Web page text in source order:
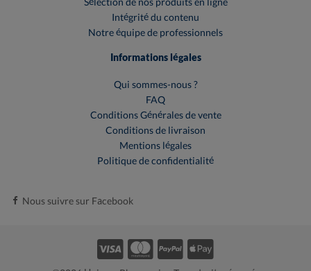
Intégrité du contenu
Notre équipe de professionnels
Informations légales
Qui sommes-nous ?
FAQ
Conditions Générales de vente
Conditions de livraison
Mentions légales
Politique de confidentialité
Nous suivre sur Facebook